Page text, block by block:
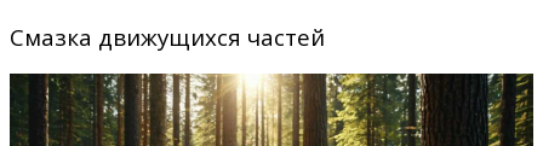
Смазка движущихся частей